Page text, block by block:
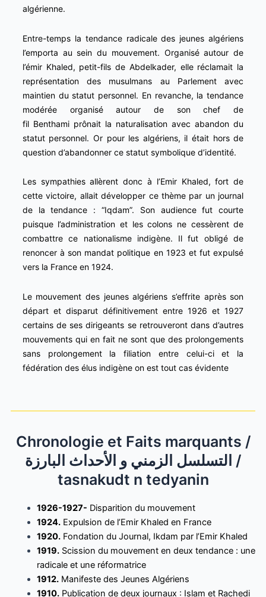
algérienne.
Entre-temps la tendance radicale des jeunes algériens
l’emporta au sein du mouvement. Organisé autour de
l’émir Khaled, petit-fils de Abdelkader, elle réclamait la
représentation des musulmans au Parlement avec
maintien du statut personnel. En revanche, la tendance
modérée organisé autour de son chef de
fil Benthami prônait la naturalisation avec abandon du
statut personnel. Or pour les algériens, il était hors de
question d’abandonner ce statut symbolique d’identité.
Les sympathies allèrent donc à l’Emir Khaled, fort de
cette victoire, allait développer ce thème par un journal
de la tendance : “Iqdam”. Son audience fut courte
puisque l’administration et les colons ne cessèrent de
combattre ce nationalisme indigène. Il fut obligé de
renoncer à son mandat politique en 1923 et fut expulsé
vers la France en 1924.
Le mouvement des jeunes algériens s’effrite après son
départ et disparut définitivement entre 1926 et 1927
certains de ses dirigeants se retrouveront dans d’autres
mouvements qui en fait ne sont que des prolongements
sans prolongement la filiation entre celui-ci et la
fédération des élus indigène on est tout cas évidente
Chronologie et Faits marquants /
التسلسل الزمني و الأحداث البارزة /
tasnakudt n tedyanin
1926-1927- Disparition du mouvement
1924.Expulsion de l’Emir Khaled en France
1920.Fondation du Journal, Ikdam par l’Emir Khaled
1919.Scission du mouvement en deux tendance : une
radicale et une réformatrice
1912.Manifeste des Jeunes Algériens
1910.Publication de deux journaux : Islam et Rachedi